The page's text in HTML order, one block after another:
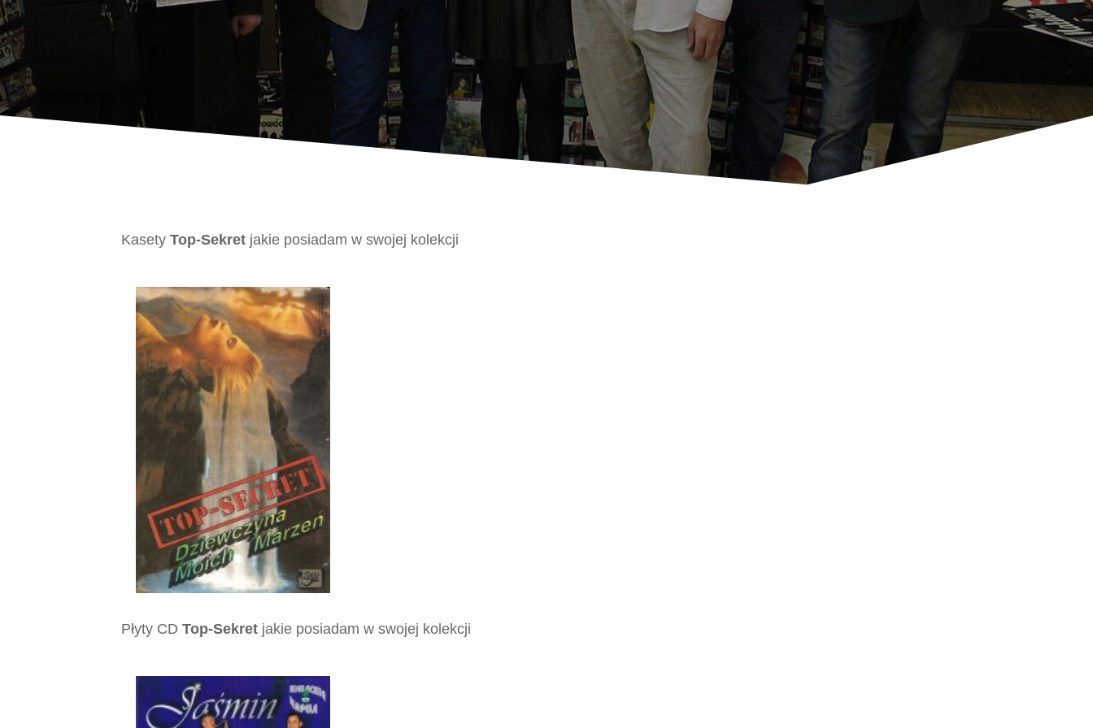
KasetyTop-Sekret jakie posiadam w swojej kolekcji
Płyty CDTop-Sekret jakie posiadam w swojej kolekcji